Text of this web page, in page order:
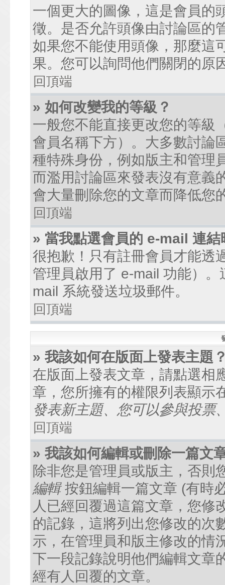
一個更大的圖像，這是會員的
徵。是否允許頭像由討論區的
如果您不能使用頭像，那麼這
果。您可以詢問他們關閉的原
回頂端
» 如何改變我的等級？
一般您不能直接更改您的等級
會員名稱下方）。大多數討論
種特殊身份，例如版主和管理
而濫用討論區來發表沒有意義
會大量刪除您的文章而降低您
回頂端
» 當我點選會員的 e-mail 連
很抱歉！只有註冊會員才能透
管理員啟用了 e-mail 功能）
mail 系統發送垃圾郵件。
回頂端
» 我該如何在版面上發表主題
在版面上發表文章，請點選相
章，您所擁有的權限列表顯示
發表新主題、您可以參與投票
回頂端
» 我該如何編輯或刪除一篇文
除非您是管理員或版主，否則
編輯按鈕編輯一篇文章 (有時
人已經回覆過這篇文章，您修
的記錄，這將列出您修改的次
示，在管理員和版主修改的情
下一段記錄說明他們編輯文章
經有人回覆的文章。